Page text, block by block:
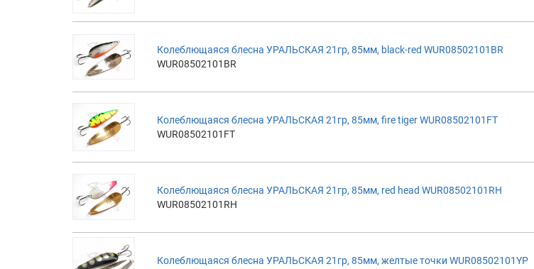
Колеблющаяся блесна УРАЛЬСКАЯ 21гр, 85мм, black-red WUR08502101BR
WUR08502101BR
Колеблющаяся блесна УРАЛЬСКАЯ 21гр, 85мм, fire tiger WUR08502101FT
WUR08502101FT
Колеблющаяся блесна УРАЛЬСКАЯ 21гр, 85мм, red head WUR08502101RH
WUR08502101RH
Колеблющаяся блесна УРАЛЬСКАЯ 21гр, 85мм, желтые точки WUR08502101YP